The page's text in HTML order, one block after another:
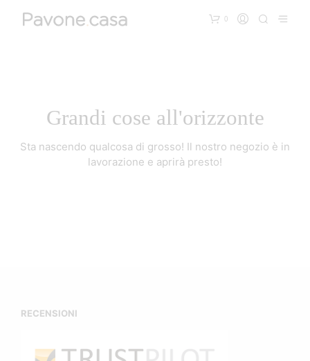
0
Grandi cose all'orizzonte
Sta nascendo qualcosa di grosso! Il nostro negozio è in
lavorazione e aprirà presto!
RECENSIONI